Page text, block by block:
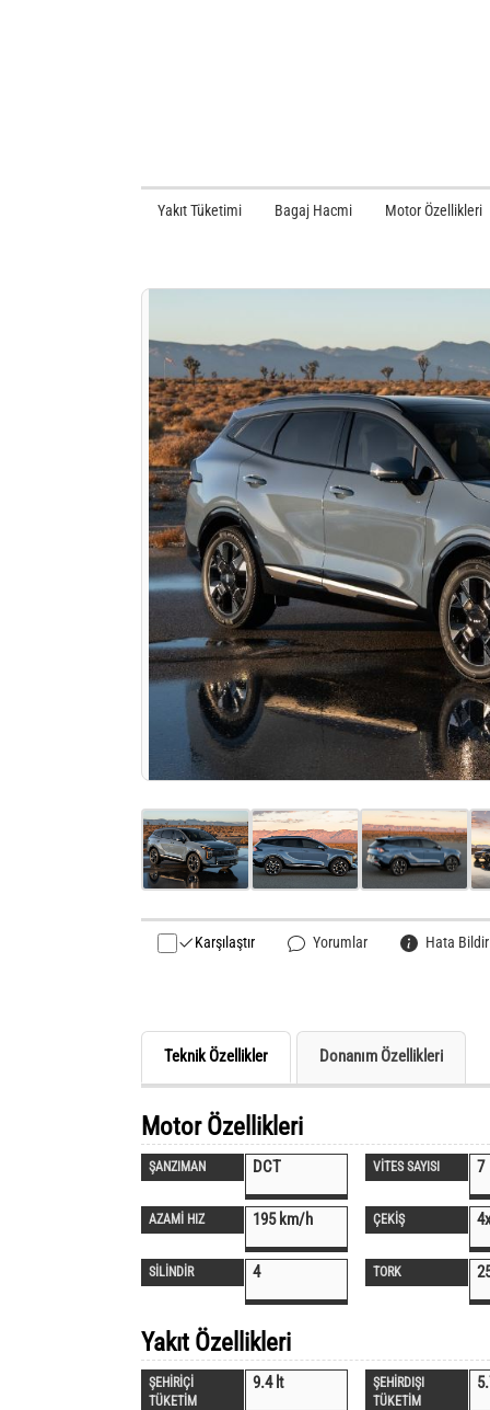
Yakıt Tüketimi Bagaj Hacmi Motor Özellikleri
Karşılaştır Yorumlar Hata Bildir
Teknik Özellikler Donanım Özellikleri
Motor Özellikleri
ŞANZIMAN DCT VİTES SAYISI 7
AZAMİ HIZ 195 km/h ÇEKİŞ
SİLİNDİR 4 TORK
Yakıt Özellikleri
ŞEHİRİÇİ
TÜKETİM
9.4 lt
ŞEHİRDIŞI
TÜKETİM